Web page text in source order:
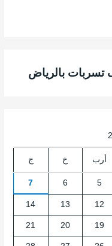
بالرياض
أرب خ ج
5
6
7
12
13
14
19
20
21